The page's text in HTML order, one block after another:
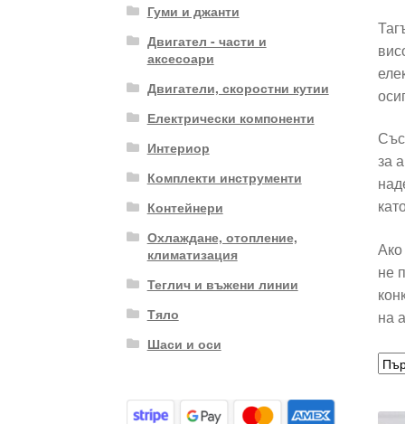
за
не
на
Гуми и джанти
Двигател - части и
аксесоари
Двигатели, скоростни кутии
Електрически компоненти
Интериор
Комплекти инструменти
Контейнери
Охлаждане, отопление,
климатизация
Теглич и въжени линии
Тяло
Шаси и оси